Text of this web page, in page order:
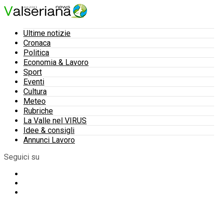
Ultime notizie
Cronaca
Politica
Economia & Lavoro
Sport
Eventi
Cultura
Meteo
Rubriche
La Valle nel VIRUS
Idee & consigli
Annunci Lavoro
Seguici su